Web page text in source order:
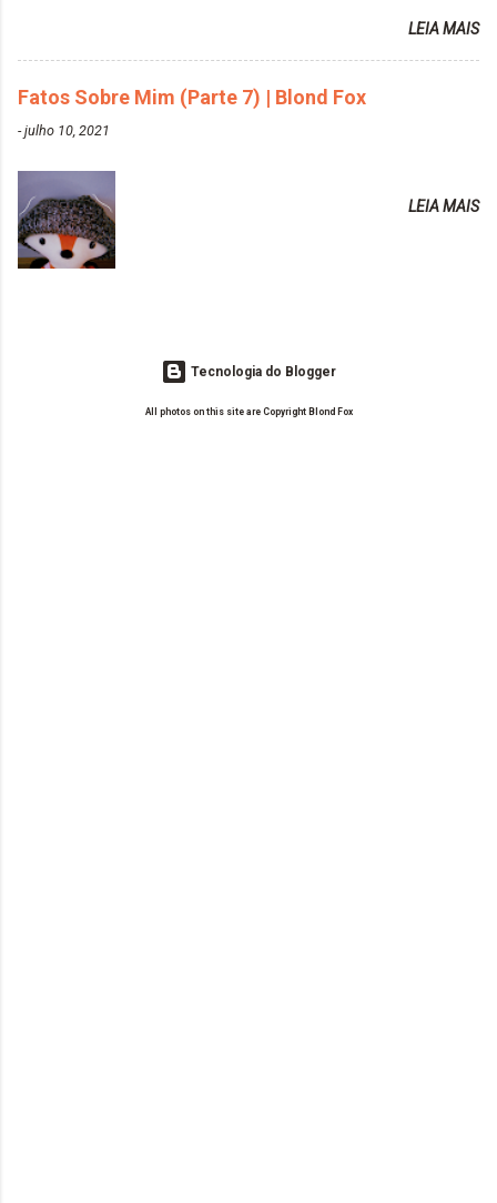
Ozzy Lilac
em meu cabelo, pois, sempre jogava tinta em cima
vida de Blogueira? Tem sido um sonho. Minha família me apoia muito.
Qual a parte chata da vida de Blogueira? Às vezes, a criatividade vai
embora... O que tem de melhor em ser Blogueira? Ver o seu trabalho
sendo reconhecido. Aonde deseja chegar com o seu Blog? Muito
além daquilo que imagino. Seu blog pra você é profissional ou passa-
tempo? Vejo como sendo profissional. Me empenho muito fazendo
tudo para ele. Quais blogs acompanha, e quais indica? Eu acompanho
o Drilly Design e comecei a ler as postagens do antigo blog da Sweet
Carol "Magic Days". Tem sido fácil o convívio com seguidoras e
leitoras? Claro. Seu blog já esta como quer, ou ainda ...
LEIA MAIS
Fatos Sobre Mim (Parte 7) | Blond Fox
-julho 10, 2021
LEIA MAIS
Tecnologia do Blogger
All photos on this site are Copyright Blond Fox